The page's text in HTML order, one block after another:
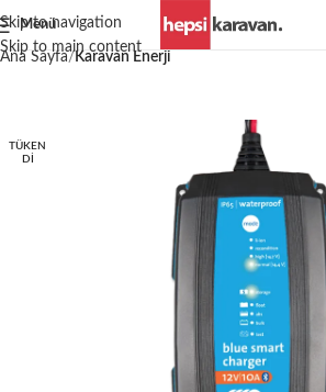
Skip to navigation
Skip to main content
Menü
Ana Sayfa Karavan Enerji
TÜKEN
DI